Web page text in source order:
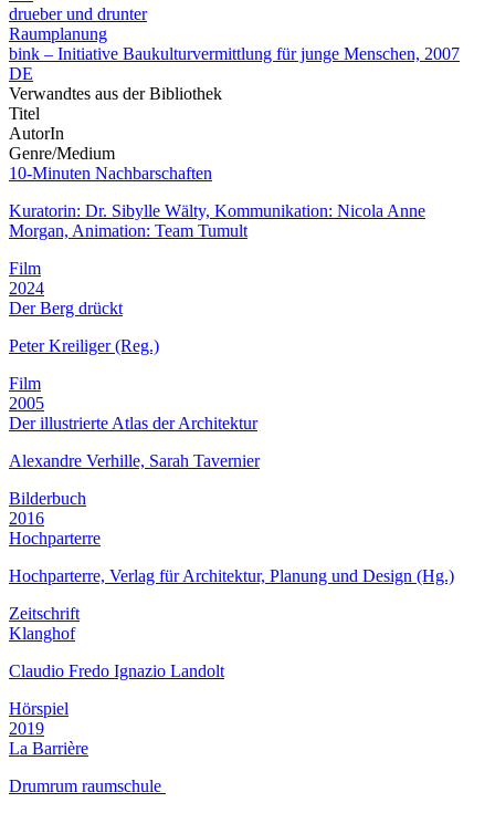
drueber und drunter
Raumplanung
bink – Initiative Baukulturvermittlung für junge Menschen, 2007
DE
Verwandtes aus der Bibliothek
Titel
AutorIn
Genre/Medium
10-Minuten Nachbarschaften
Kuratorin: Dr. Sibylle Wälty, Kommunikation: Nicola Anne
Morgan, Animation: Team Tumult
Film
2024
Der Berg drückt
Peter Kreiliger (Reg.)
Film
2005
Der illustrierte Atlas der Architektur
Alexandre Verhille, Sarah Tavernier
Bilderbuch
2016
Hochparterre
Hochparterre, Verlag für Architektur, Planung und Design (Hg.)
Zeitschrift
Klanghof
Claudio Fredo Ignazio Landolt
Hörspiel
2019
La Barrière
Drumrum raumschule